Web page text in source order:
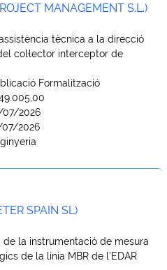
MANAGEMENT S.L.)
tècnica a la direcció
col·lector interceptor de
Formalització
07/2026
07/2026
SPAIN SL)
la instrumentació de mesura
de la línia MBR de l’EDAR